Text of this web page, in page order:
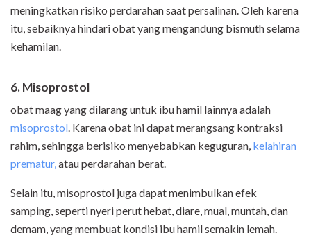
meningkatkan risiko perdarahan saat persalinan. Oleh karena
itu, sebaiknya hindari obat yang mengandung bismuth selama
kehamilan.
6. Misoprostol
obat maag yang dilarang untuk ibu hamil lainnya adalah
misoprostol . Karena obat ini dapat merangsang kontraksi
rahim, sehingga berisiko menyebabkan keguguran, kelahiran
prematur, atau perdarahan berat.
Selain itu, misoprostol juga dapat menimbulkan efek
samping, seperti nyeri perut hebat, diare, mual, muntah, dan
demam, yang membuat kondisi ibu hamil semakin lemah.